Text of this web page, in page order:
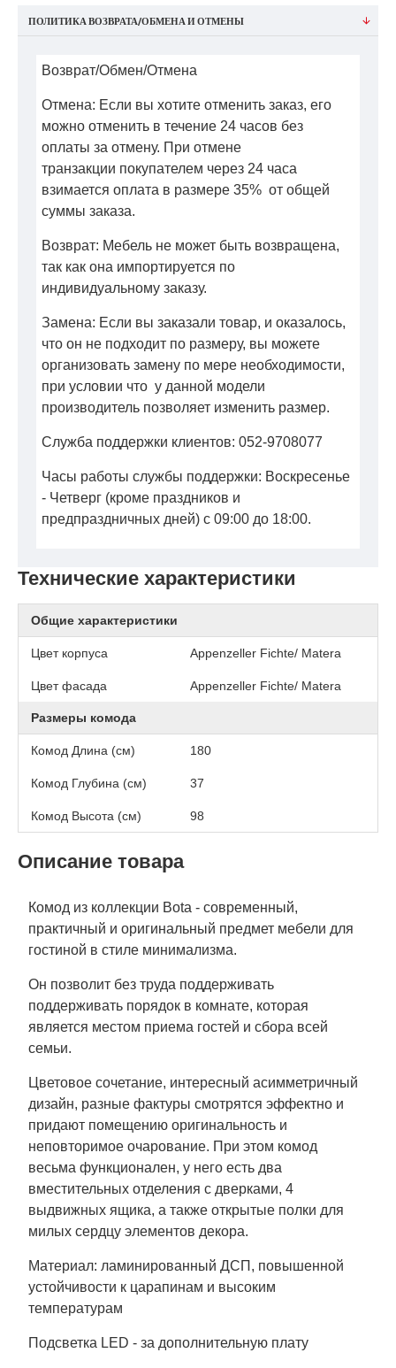
Технические характеристики
Общие характеристики
Цвет корпуса Appenzeller Fichte/ Matera
Цвет фасада Appenzeller Fichte/ Matera
Размеры комода
Комод Длина (см) 180
Комод Глубина (см) 37
Комод Высота (см) 98
Описание товара
Комод из коллекции Bota - современный,
практичный и оригинальный предмет мебели для
гостиной в стиле минимализма.
Он позволит без труда поддерживать
поддерживать порядок в комнате, которая
является местом приема гостей и сбора всей
семьи.
Цветовое сочетание, интересный асимметричный
дизайн, разные фактуры смотрятся эффектно и
придают помещению оригинальность и
неповторимое очарование. При этом комод
весьма функционален, у него есть два
вместительных отделения с дверками, 4
выдвижных ящика, а также открытые полки для
милых сердцу элементов декора.
Материал: ламинированный ДСП, повышенной
устойчивости к царапинам и высоким
температурам
Подсветка LED - за дополнительную плату
ПОЛИТИКА ВОЗВРАТА/ОБМЕНА И ОТМЕНЫ
Возврат/Обмен/Отмена
Отмена: Если вы хотите отменить заказ, его
можно отменить в течение 24 часов без
оплаты за отмену. При отмене
транзакции покупателем через 24 часа
взимается оплата в размере 35% от общей
суммы заказа.
Возврат: Мебель не может быть возвращена,
так как она импортируется по
индивидуальному заказу.
Замена: Если вы заказали товар, и оказалось,
что он не подходит по размеру, вы можете
организовать замену по мере необходимости,
при условии что у данной модели
производитель позволяет изменить размер.
Служба поддержки клиентов: 052-9708077
Часы работы службы поддержки: Воскресенье
- Четверг (кроме праздников и
предпраздничных дней) с 09:00 до 18:00.